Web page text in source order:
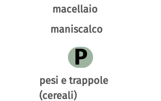
macellaio
maniscalco
P
pesi e trappole
(cereali)